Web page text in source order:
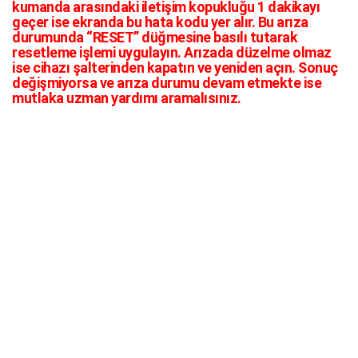
kumanda arasındaki iletişim kopukluğu 1 dakikayı
geçer ise ekranda bu hata kodu yer alır. Bu arıza
durumunda “RESET” düğmesine basılı tutarak
resetleme işlemi uygulayın. Arızada düzelme olmaz
ise cihazı şalterinden kapatın ve yeniden açın. Sonuç
değişmiyorsa ve arıza durumu devam etmekte ise
mutlaka uzman yardımı aramalısınız.